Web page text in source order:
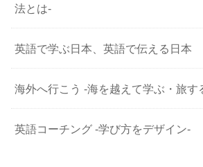
法とは-
英語で学ぶ日本、英語で伝える日本
海外へ行こう -海を越えて学ぶ・旅す
英語コーチング -学び方をデザイン-